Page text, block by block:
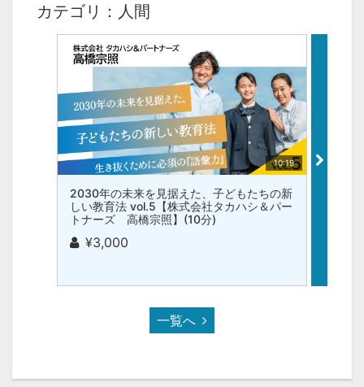
カテゴリ：人間
10:19
2030年の未来を見据えた、子どもたちの新
しい教育法 vol.5【株式会社タカハシ＆パー
トナーズ 高橋宗照】(10分)
¥3,000
一覧へ